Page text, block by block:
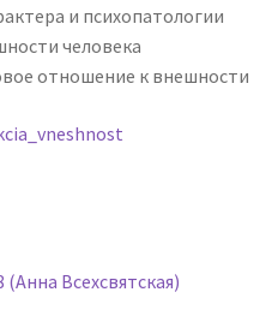
и психопатологии
человека
отношение к внешности